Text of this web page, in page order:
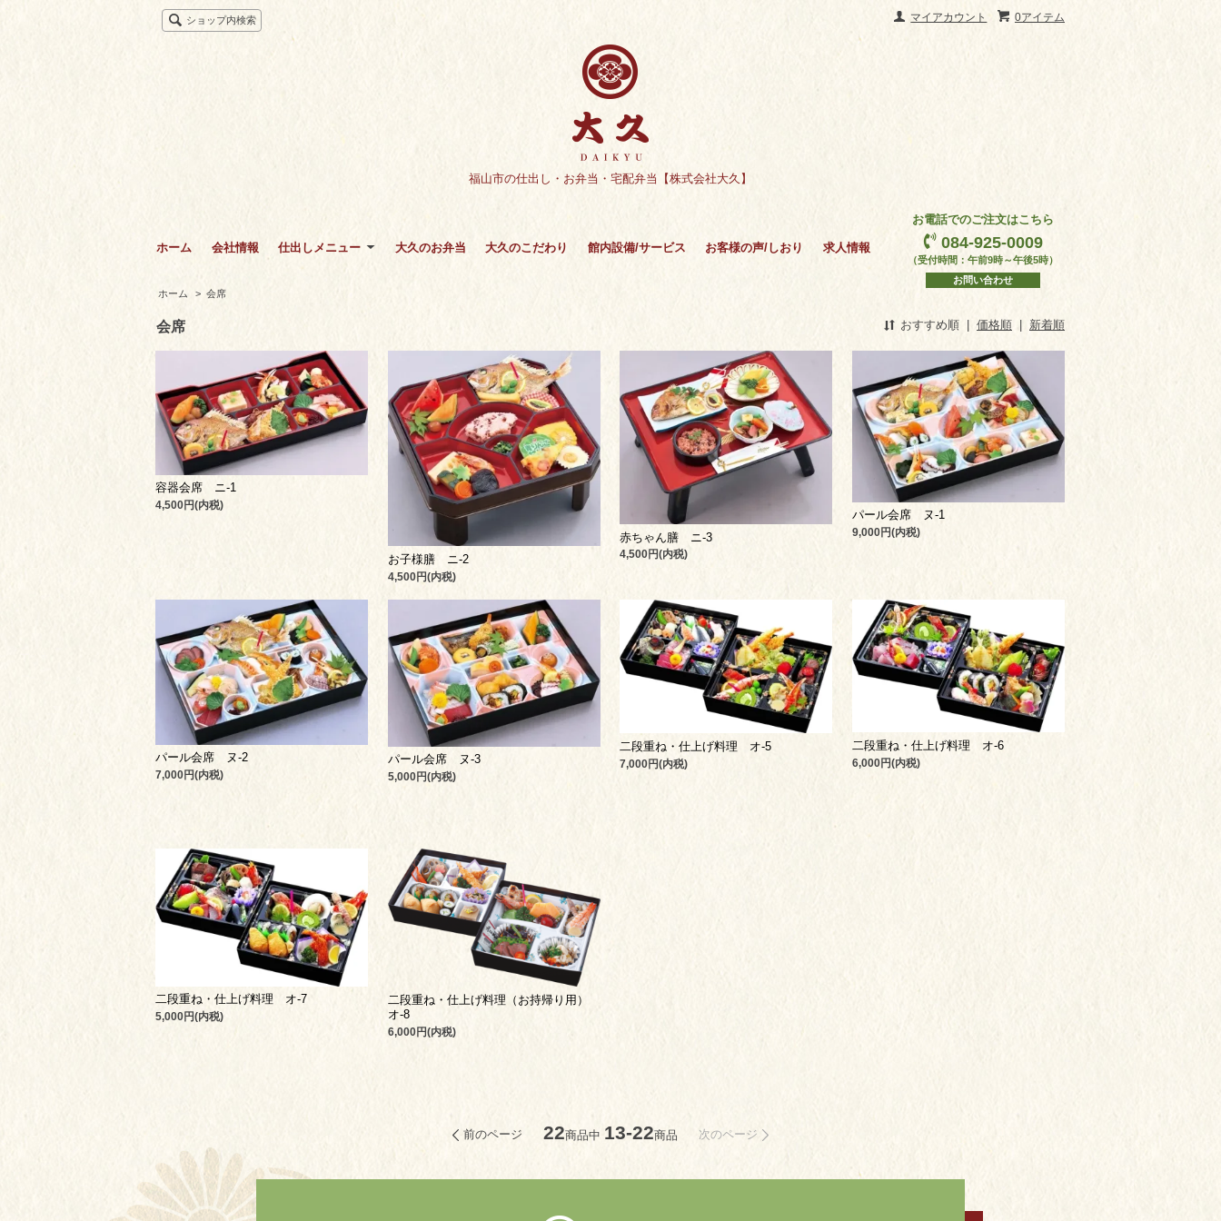
0アイテム
マイアカウント
ショップ内検索
福山市の仕出し・お弁当・宅配弁当【株式会社大久】
ホーム 会社情報 仕出しメニュー 大久のお弁当 大久のこだわり 館内設備/サービス お客様の声/しおり 求人情報
お電話でのご注文はこちら
084-925-0009
（受付時間：午前9時～午後5時）
お問い合わせ
ホーム
> 会席
会席 おすすめ順 価格順 新着順
容器会席 ニ-1
4,500円(内税)
お子様膳 ニ-2
4,500円(内税)
赤ちゃん膳 ニ-3
4,500円(内税)
パール会席 ヌ-1
9,000円(内税)
パール会席 ヌ-2
7,000円(内税)
パール会席 ヌ-3
5,000円(内税)
二段重ね・仕上げ料理 オ-5
7,000円(内税)
二段重ね・仕上げ料理 オ-6
6,000円(内税)
二段重ね・仕上げ料理 オ-7
5,000円(内税)
二段重ね・仕上げ料理（お持帰り用）
オ-8
6,000円(内税)
前のページ 22商品中 13-22商品 次のページ